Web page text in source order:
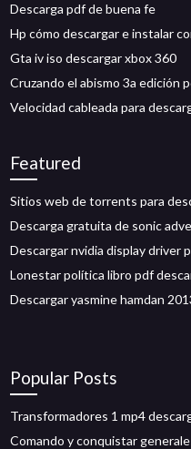
Descarga pdf de buena fe
Hp cómo descargar e instalar
Gta iv iso descargar xbox 360
Cruzando el abismo 3a edición
Velocidad cableada para
Featured
Sitios web de torrents para
Descarga gratuita de sonic
Descargar nvidia display driver
Lonestar política libro pdf
Descargar yasmine hamdan
Popular Posts
Transformadores 1 mp4
Comando y conquistar